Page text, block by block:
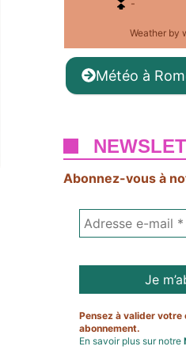
-
Weatherby
Météo à
Abonnez-vous à
Pensez à valider
abonnement.
En savoir plus sur notre